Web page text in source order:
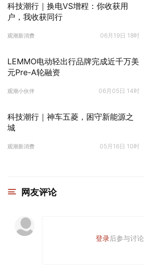
科技潮行｜换电VS增程：你收获用
户，我收获同行
观潮新消费 06月19日 18时
LEMMO电动轻出行品牌完成近千万美
元Pre-A轮融资
观潮小伙伴 06月05日 14时
科技潮行｜神车五菱，困守新能源之
城
观潮新消费 05月16日 10时
网友评论
登录后参与讨论